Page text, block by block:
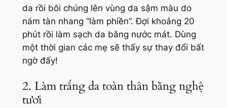
da rồi bôi chúng lên vùng da sậm màu do
nám tàn nhang “làm phiền”. Đợi khoảng 20
phút rồi làm sạch da bằng nước mát. Dùng
một thời gian các mẹ sẽ thấy sự thay đổi bất
ngờ đấy!
2. Làm trắng da toàn thân bằng nghệ
tươi